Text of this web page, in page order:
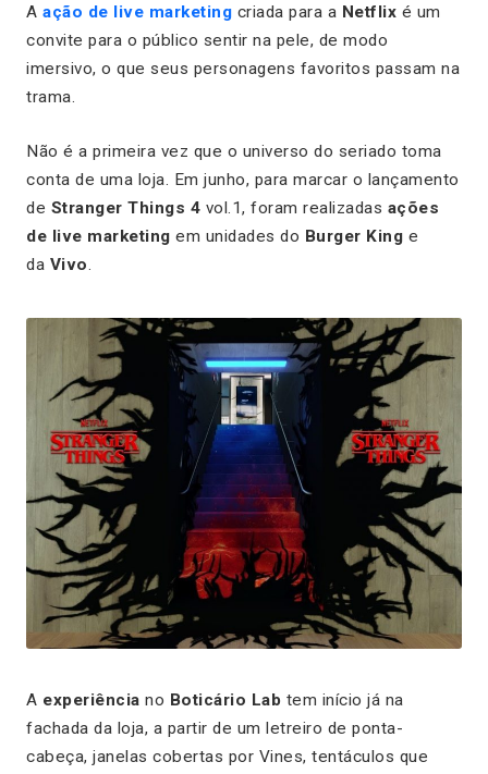
A ação de live marketing criada para a Netflix é um
convite para o público sentir na pele, de modo
imersivo, o que seus personagens favoritos passam na
trama.
Não é a primeira vez que o universo do seriado toma
conta de uma loja. Em junho, para marcar o lançamento
de Stranger Things 4 vol.1, foram realizadas ações
de live marketing em unidades do Burger King e
da Vivo.
A experiência no Boticário Lab tem início já na
fachada da loja, a partir de um letreiro de ponta-
cabeça, janelas cobertas por Vines, tentáculos que